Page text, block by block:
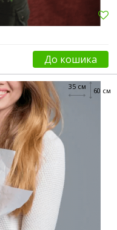
До кошика
60 см
35 см